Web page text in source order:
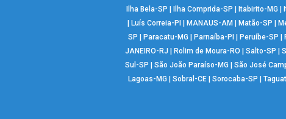
Ilha Bela-SP | Ilha Comprida-SP | Itabirito-MG |
| Luís Correia-PI | MANAUS-AM | Matão-SP |
SP | Paracatu-MG | Parnaíba-PI | Peruíbe-SP |
JANEIRO-RJ | Rolim de Moura-RO | Salto-SP |
Sul-SP | São João Paraíso-MG | São José
Lagoas-MG | Sobral-CE| Sorocaba-SP |